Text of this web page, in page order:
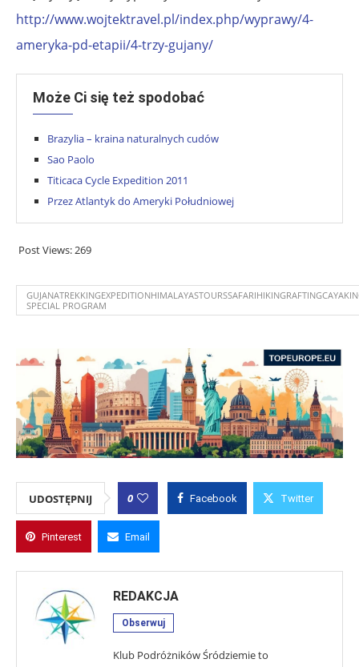
http://www.wojtektravel.pl/index.php/wyprawy/4-
ameryka-pd-etapii/4-trzy-gujany/
Może Ci się też spodobać
Brazylia – kraina naturalnych cudów
Sao Paolo
Titicaca Cycle Expedition 2011
Przez Atlantyk do Ameryki Południowej
Post Views: 269
SPECIAL PROGRAM
UDOSTĘPNIJ 0 Facebook Twitter
Pinterest Email
REDAKCJA
Obserwuj
Klub Podróżników Śródziemie to